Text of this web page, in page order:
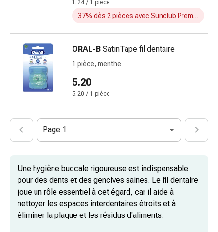
Troubles
Prostate
Troubles
vésicaux
Douleurs
de
tête
et
Antidouleurs
Douleurs
musculaires
articulaires
Thérapie
1.24 / 1 pièce
37% dès 2 pièces avec Sunclub Premium
ORAL-B SatinTape fil dentaire
1 pièce, menthe
5.20
5.20 / 1 pièce
Page 1
Une hygiène buccale rigoureuse est indispensable
pour des dents et des gencives saines. Le fil dentaire
joue un rôle essentiel à cet égard, car il aide à
nettoyer les espaces interdentaires étroits et à
éliminer la plaque et les résidus d'aliments.